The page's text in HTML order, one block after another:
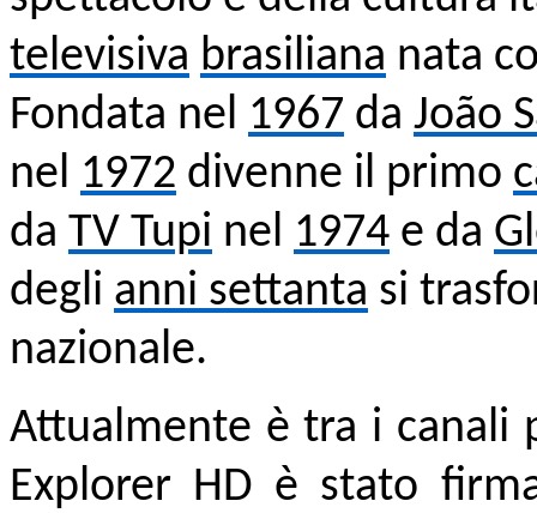
televisiva brasiliana nata
Fondata nel 1967 da João
nel 1972 divenne il primo
da TV Tupi nel 1974 e da
degli anni settanta si
nazionale.
Attualmente è tra i canali
Explorer HD è stato